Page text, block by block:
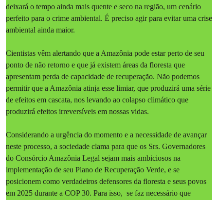
deixará o tempo ainda mais quente e seco na região, um cenário
perfeito para o crime ambiental. É preciso agir para evitar uma crise
ambiental ainda maior.
Cientistas vêm alertando que a Amazônia pode estar perto de seu
ponto de não retorno e que já existem áreas da floresta que
apresentam perda de capacidade de recuperação. Não podemos
permitir que a Amazônia atinja esse limiar, que produzirá uma série
de efeitos em cascata, nos levando ao colapso climático que
produzirá efeitos irreversíveis em nossas vidas.
Considerando a urgência do momento e a necessidade de avançar
neste processo, a sociedade clama para que os Srs. Governadores
do Consórcio Amazônia Legal sejam mais ambiciosos na
implementação de seu Plano de Recuperação Verde, e se
posicionem como verdadeiros defensores da floresta e seus povos
em 2025 durante a COP 30. Para isso, se faz necessário que